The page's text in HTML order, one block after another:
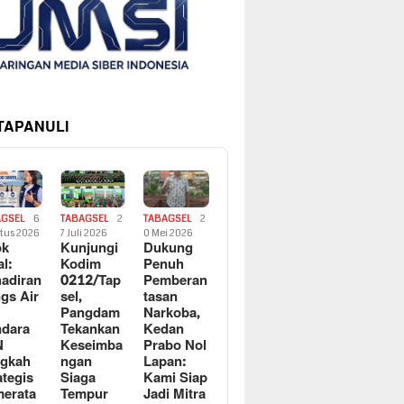
6
2026
Air
TABAGSEL
2
7 Juli 2026
Kunjungi
Kodim
0212/Tap
sel,
Pangdam
Tekankan
Keseimba
ngan
Siaga
Tempur
TABAGSEL
2
0 Mei 2026
Dukung
Penuh
Pemberan
tasan
Narkoba,
Kedan
Prabo Nol
Lapan:
Kami Siap
Jadi Mitra